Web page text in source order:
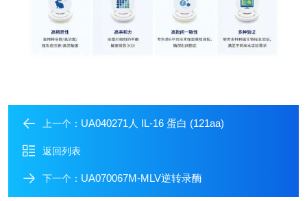
上一个： UA040271人 IL-16 蛋白 (121aa)
返回列表
下一个： UA070067M-MLV逆转录酶